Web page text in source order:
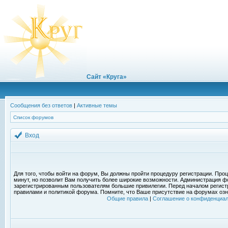
Сайт «Круга»
Сообщения без ответов | Активные темы
Список форумов
Вход
Для того, чтобы войти на форум, Вы должны пройти процедуру регистрации.
минут, но позволит Вам получить более широкие возможности. Администрация
зарегистрированным пользователям большие привилегии. Перед началом
правилами и политикой форума. Помните, что Ваше присутствие на форумах
Общие правила| Соглашение о